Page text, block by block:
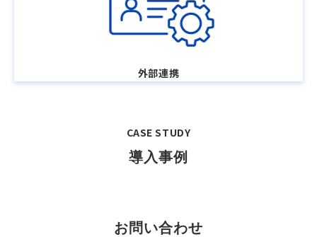
外部連携
CASE STUDY
導入事例
お問い合わせ